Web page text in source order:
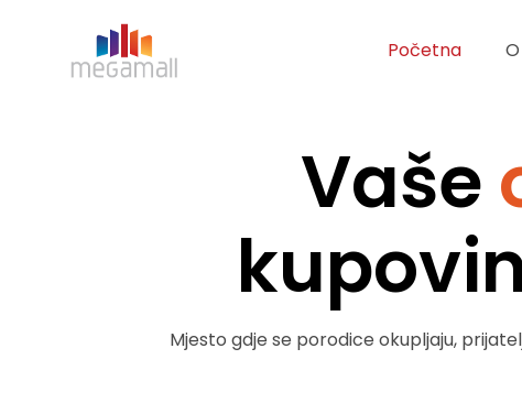
Početna
Vaše
Mjesto gdje se porodice okupljaju,